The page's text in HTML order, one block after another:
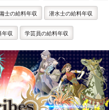
士の給料年収 潜水士の給料年収
年収 学芸員の給料年収